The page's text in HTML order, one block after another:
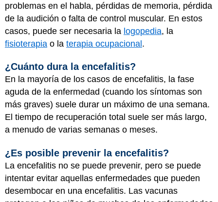
problemas en el habla, pérdidas de memoria, pérdida
de la audición o falta de control muscular. En estos
casos, puede ser necesaria la logopedia, la
fisioterapia o la terapia ocupacional.
¿Cuánto dura la encefalitis?
En la mayoría de los casos de encefalitis, la fase
aguda de la enfermedad (cuando los síntomas son
más graves) suele durar un máximo de una semana.
El tiempo de recuperación total suele ser más largo,
a menudo de varias semanas o meses.
¿Es posible prevenir la encefalitis?
La encefalitis no se puede prevenir, pero se puede
intentar evitar aquellas enfermedades que pueden
desembocar en una encefalitis. Las vacunas